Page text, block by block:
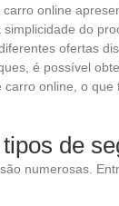
online
do
ofertas
é possível
online, o que
de
numerosas.